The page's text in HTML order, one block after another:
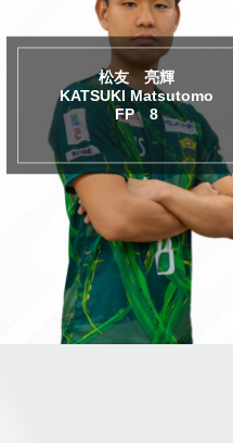
佐藤 匠
TAKUMI Sato
FP 9